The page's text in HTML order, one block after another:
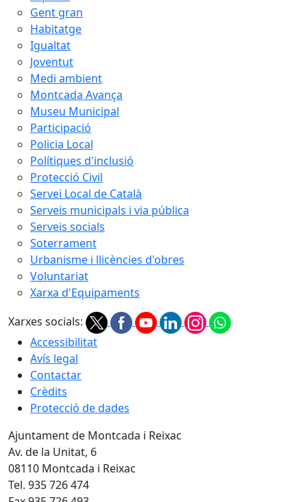
Gent gran
Habitatge
Igualtat
Joventut
Medi ambient
Montcada Avança
Museu Municipal
Participació
Policia Local
Polítiques d'inclusió
Protecció Civil
Servei Local de Català
Serveis municipals i via pública
Serveis socials
Soterrament
Urbanisme i llicències d'obres
Voluntariat
Xarxa d'Equipaments
Xarxes socials:
Accessibilitat
Avís legal
Contactar
Crèdits
Protecció de dades
Ajuntament de Montcada i Reixac
Av. de la Unitat, 6
08110 Montcada i Reixac
Tel. 935 726 474